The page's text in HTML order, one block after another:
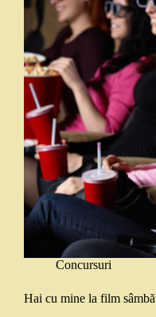
Concursuri
Hai cu mine la film